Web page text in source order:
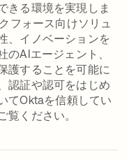
きる環境を実現しま
フォース向けソリュ
、イノベーションを
のAIエージェント、
護することを可能に
認証や認可をはじめ
てOktaを信頼してい
覧ください。
ブで開く